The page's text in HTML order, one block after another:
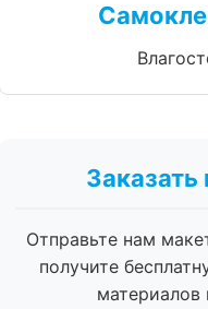
Заказать
Отправьте нам
получите
материалов